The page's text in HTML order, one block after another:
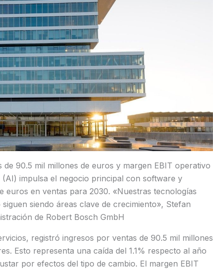
90.5 mil millones de euros y margen EBIT operativo
impulsa el negocio principal con software y
euros en ventas para 2030. «Nuestras tecnologías
siendo áreas clave de crecimiento», Stefan
de Robert Bosch GmbH
registró ingresos por ventas de 90.5 mil millones
Esto representa una caída del 1.1% respecto al año
por efectos del tipo de cambio. El margen EBIT